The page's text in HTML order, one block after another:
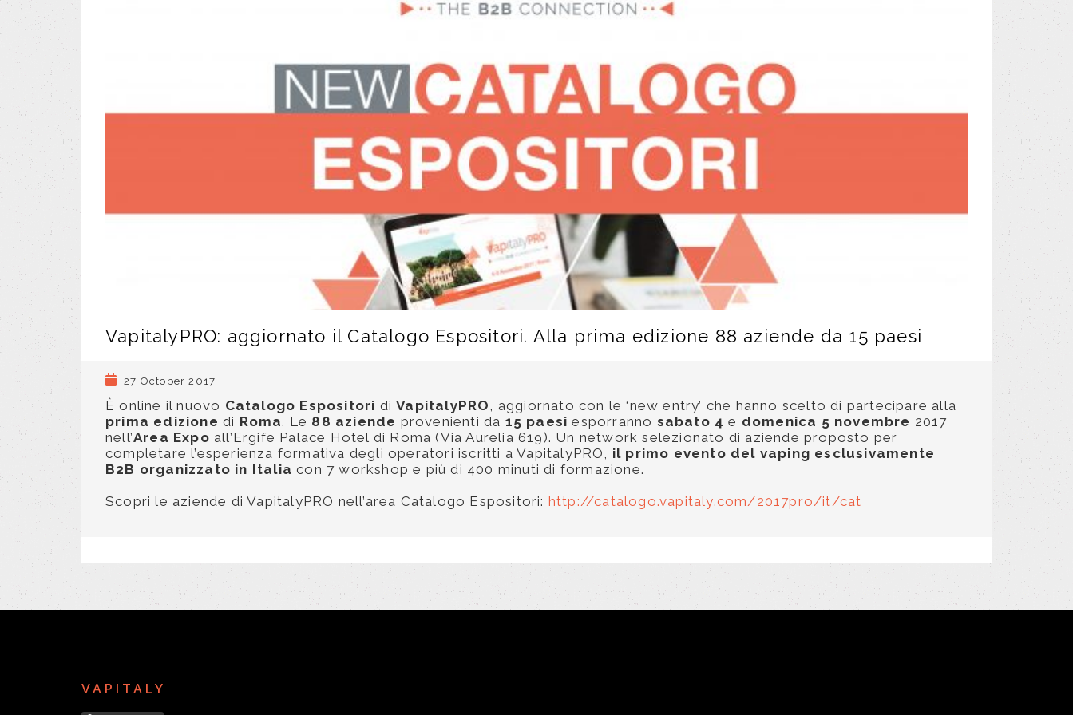
VapitalyPRO: aggiornato il Catalogo Espositori. Alla prima edizione 88 aziende da 15 paesi
27 October 2017
È online il nuovo Catalogo Espositori diVapitalyPRO
, aggiornato con le ‘new entry’ che hanno scelto di partecipare alla
prima edizione di Roma. Le 88 aziende provenienti da 15 paesi esporranno sabato 4 e domenica 5 novembre 2017
nell’Area Expo all’Ergife Palace Hotel di Roma (Via Aurelia 619). Un network selezionato di aziende proposto per
completare l’esperienza formativa degli operatori iscritti a VapitalyPRO, il primo evento del vaping esclusivamente
B2B organizzato in Italia con 7 workshop e più di 400 minuti di formazione.
Scopri le aziende di VapitalyPRO nell’area Catalogo Espositori: http://catalogo.vapitaly.com/2017pro/it/cat
VAPITALY